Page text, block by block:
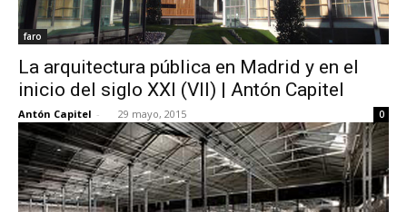
faro
La arquitectura pública en Madrid y en el
inicio del siglo XXI (VII) | Antón Capitel
Antón Capitel - 29 mayo, 2015 0